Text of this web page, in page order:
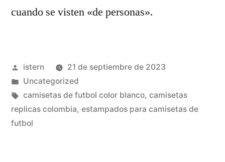
cuando se visten «de personas».
Publicado
por
istern
21 de septiembre de 2023
Publicado
en
Uncategorized
Etiquetas:
camisetas de futbol color blanco, camisetas
replicas colombia, estampados para camisetas de
futbol